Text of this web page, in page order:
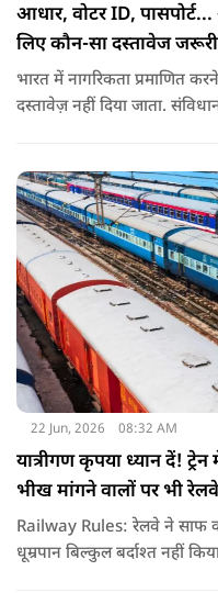
आधार, वोटर ID,
लिए कौन-सा दस्तावेज
भारत में नागरिकता प्रमाणित
दस्तावेज़ नहीं दिया जाता.
22 Jun, 2026 08:32 AM
यात्रीगण कृपया ध्यान दें!
भीख मांगने वालों पर भी
Railway Rules: रेलवे ने साफ
धूम्रपान बिल्कुल बर्दाश्त नहीं